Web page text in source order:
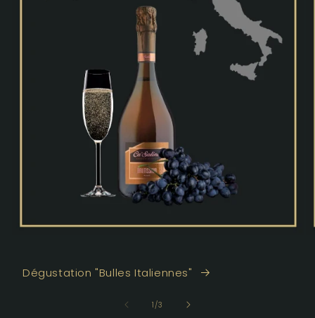
Dégustation "Bulles Italiennes"
1 /de
3